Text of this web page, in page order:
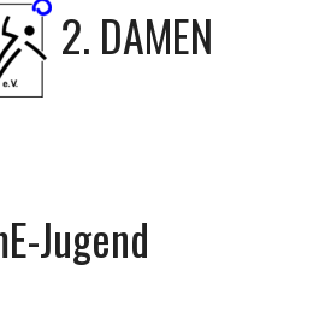
2. DAMEN
Jugend